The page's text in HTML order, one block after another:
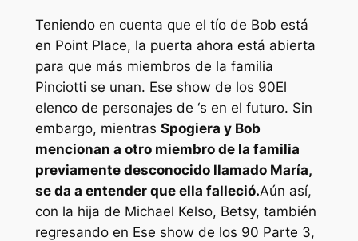
Teniendo en cuenta que el tío de Bob está
en Point Place, la puerta ahora está abierta
para que más miembros de la familia
Pinciotti se unan. Ese show de los 90El
elenco de personajes de ‘s en el futuro. Sin
embargo, mientras Spogiera y Bob
mencionan a otro miembro de la familia
previamente desconocido llamado María,
se da a entender que ella falleció.Aún así,
con la hija de Michael Kelso, Betsy, también
regresando en Ese show de los 90 Parte 3,